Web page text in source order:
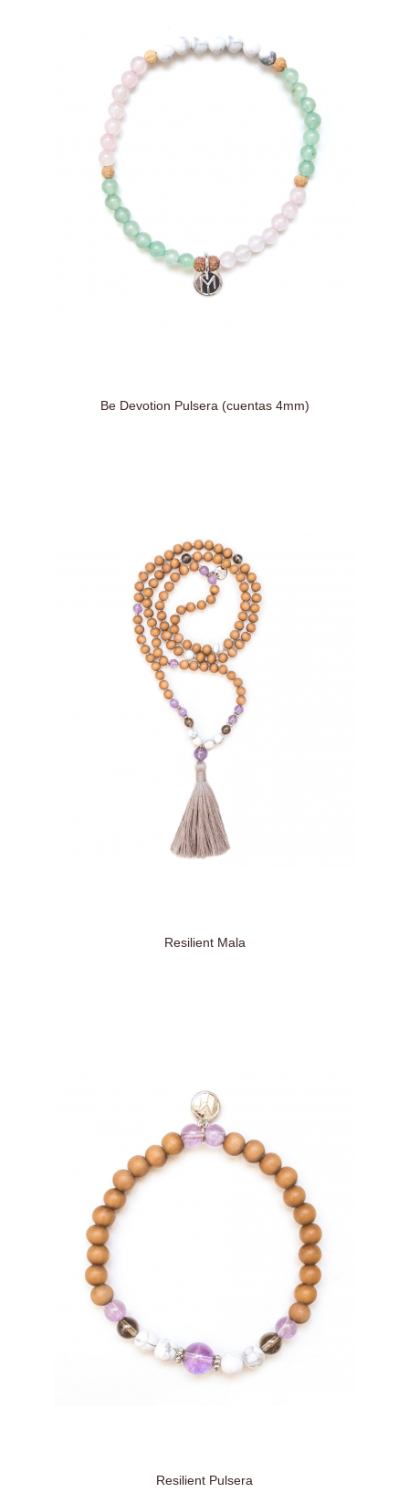
Be Devotion Pulsera (cuentas 4mm)
Resilient Mala
Resilient Pulsera